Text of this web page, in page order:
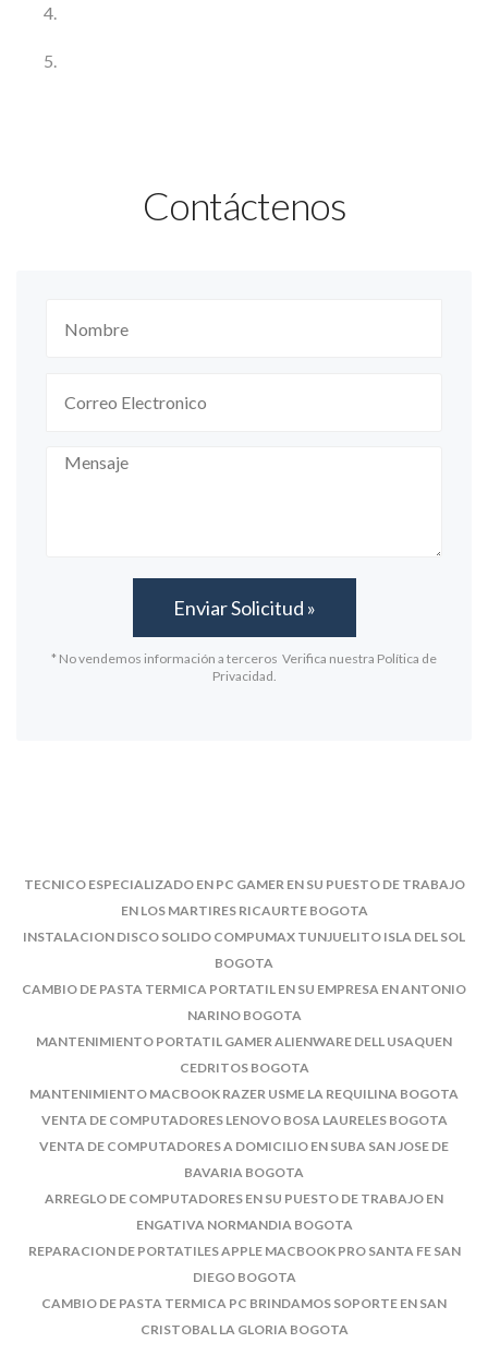
Contáctenos
* No vendemos información a terceros Verifica nuestra Política de
Privacidad.
TECNICO ESPECIALIZADO EN PC GAMER EN SU PUESTO DE TRABAJO
EN LOS MARTIRES RICAURTE BOGOTA
INSTALACION DISCO SOLIDO COMPUMAX TUNJUELITO ISLA DEL SOL
BOGOTA
CAMBIO DE PASTA TERMICA PORTATIL EN SU EMPRESA EN ANTONIO
NARINO BOGOTA
MANTENIMIENTO PORTATIL GAMER ALIENWARE DELL USAQUEN
CEDRITOS BOGOTA
MANTENIMIENTO MACBOOK RAZER USME LA REQUILINA BOGOTA
VENTA DE COMPUTADORES LENOVO BOSA LAURELES BOGOTA
VENTA DE COMPUTADORES A DOMICILIO EN SUBA SAN JOSE DE
BAVARIA BOGOTA
ARREGLO DE COMPUTADORES EN SU PUESTO DE TRABAJO EN
ENGATIVA NORMANDIA BOGOTA
REPARACION DE PORTATILES APPLE MACBOOK PRO SANTA FE SAN
DIEGO BOGOTA
CAMBIO DE PASTA TERMICA PC BRINDAMOS SOPORTE EN SAN
CRISTOBAL LA GLORIA BOGOTA